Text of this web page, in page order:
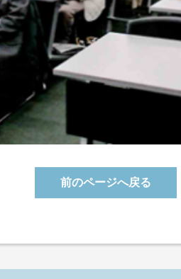
前のページへ戻る